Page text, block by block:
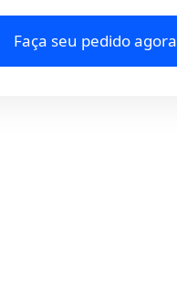
Faça seu pedido agora